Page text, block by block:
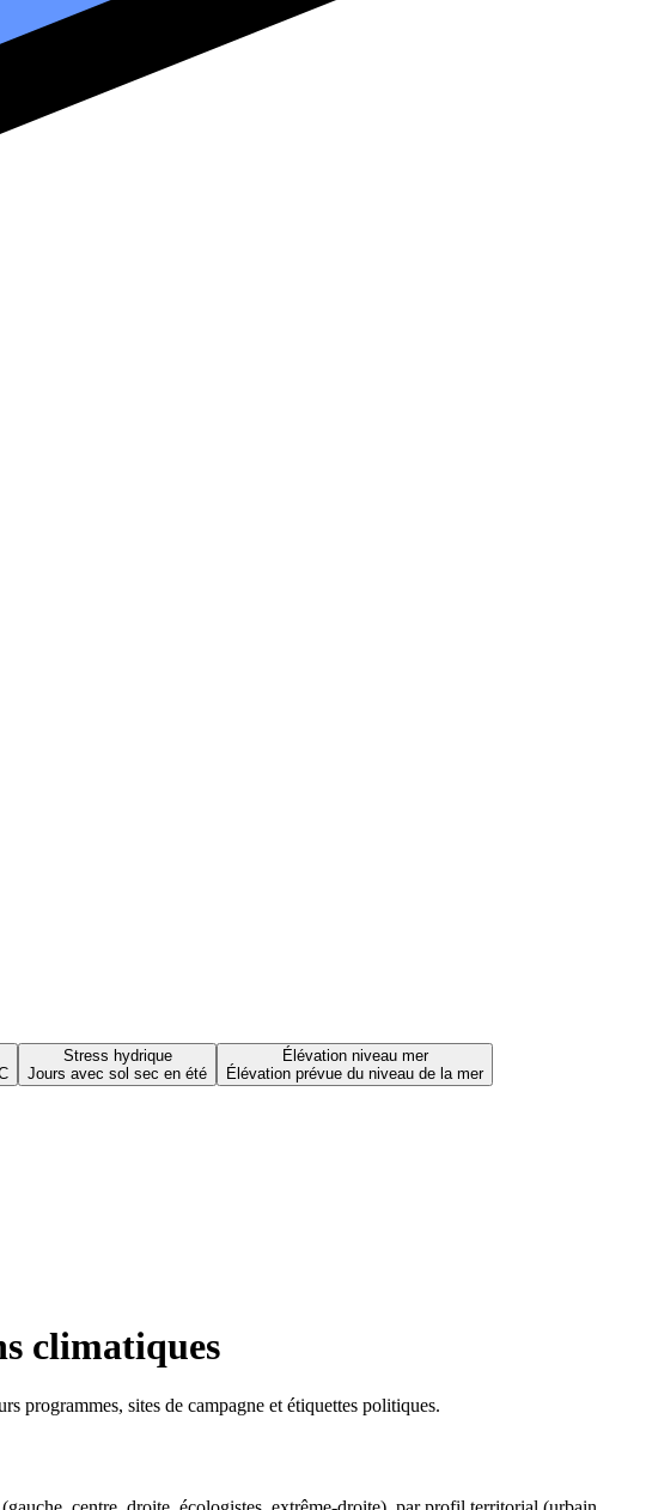
Stress hydrique
Jours avec sol sec en été
Élévation niveau mer
Élévation prévue du niveau de la mer
climatiques
programmes, sites de campagne et étiquettes politiques.